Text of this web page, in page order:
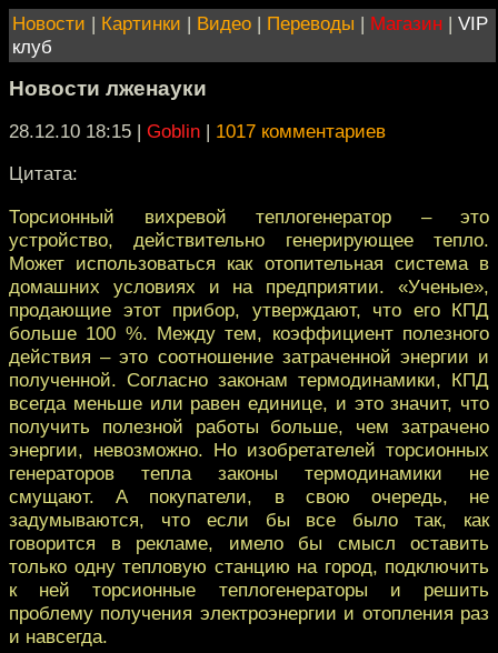
Новости | Картинки | Видео | Переводы | Магазин | VIP
клуб
Новости лженауки
28.12.10 18:15 | Goblin | 1017 комментариев
Цитата:
Торсионный вихревой теплогенератор – это
устройство, действительно генерирующее тепло.
Может использоваться как отопительная система в
домашних условиях и на предприятии. «Ученые»,
продающие этот прибор, утверждают, что его КПД
больше 100 %. Между тем, коэффициент полезного
действия – это соотношение затраченной энергии и
полученной. Согласно законам термодинамики, КПД
всегда меньше или равен единице, и это значит, что
получить полезной работы больше, чем затрачено
энергии, невозможно. Но изобретателей торсионных
генераторов тепла законы термодинамики не
смущают. А покупатели, в свою очередь, не
задумываются, что если бы все было так, как
говорится в рекламе, имело бы смысл оставить
только одну тепловую станцию на город, подключить
к ней торсионные теплогенераторы и решить
проблему получения электроэнергии и отопления раз
и навсегда.